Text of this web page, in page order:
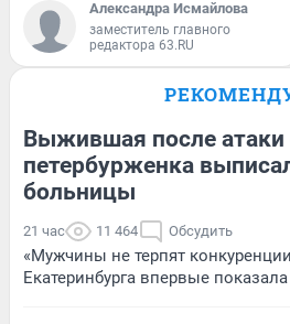
Александра Исмайлова
заместитель главного
редактора 63.RU
Выжившая после атаки
петербурженка
больницы
21 час 11 464 Обсудить
«Мужчины не терпят
Екатеринбурга впервые